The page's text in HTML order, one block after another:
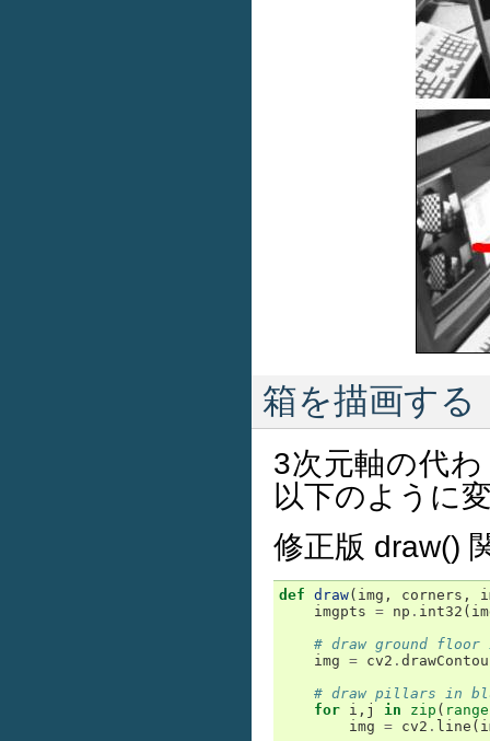
箱を描画する
3次元軸の代
以下のように
修正版 draw()
def draw( img , corners ,
imgpts = np . int32 (
# draw ground floor
img = cv2 .
# draw pillars in
for i , j in zip ( range
img = cv2 . line (